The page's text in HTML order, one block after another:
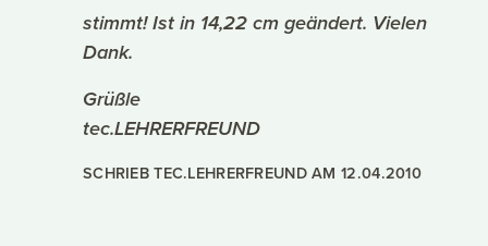
stimmt! Ist in 14,22 cm geändert. Vielen
Dank.
Grüßle
tec.LEHRERFREUND
SCHRIEB TEC.LEHRERFREUND AM12.04.2010